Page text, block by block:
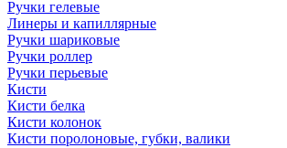
Ручки гелевые
Линеры и капиллярные
Ручки шариковые
Ручки роллер
Ручки перьевые
Кисти
Кисти белка
Кисти колонок
Кисти поролоновые, губки, валики